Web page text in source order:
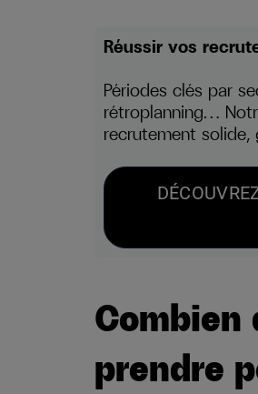
Réussir vos
Périodes clés par
rétroplanning…
recrutement solide,
prendre